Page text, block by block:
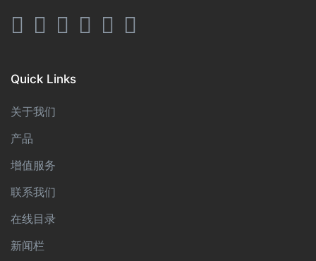
Quick Links
关于我们
产品
增值服务
联系我们
在线目录
新闻栏